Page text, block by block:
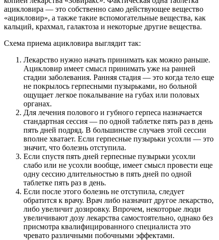
ацикловира — это собственно само действующее вещество
«ацикловир», а также такие вспомогательные вещества, как
кальций, крахмал, галактоза и некоторые другие вещества.
Схема приема ацикловира выглядит так:
Лекарство нужно начать принимать как можно раньше.
Ацикловир имеет смысл принимать уже на ранней
стадии заболевания. Ранняя стадия — это когда тело еще
не покрылось герпесными пузырьками, но больной
ощущает легкое покалывание на губах или половых
органах.
Для лечения полового и губного герпеса назначается
стандартная сессия — по одной таблетке пять раз в день
пять дней подряд. В большинстве случаев этой сессии
вполне хватает. Если герпесные пузырьки усохли — это
значит, что болезнь отступила.
Если спустя пять дней герпесные пузырьки усохли
слабо или не усохли вообще, имеет смысл провести еще
одну сессию длительностью в пять дней по одной
таблетке пять раз в день.
Если после этого болезнь не отступила, следует
обратится к врачу. Врач либо назначит другое лекарство,
либо увеличит дозировку. Впрочем, некоторые люди
увеличивают дозу лекарства самостоятельно, однако без
присмотра квалифицированного специалиста это
чревато различными побочными эффектами.